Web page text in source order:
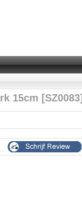
15cm [SZ0083]